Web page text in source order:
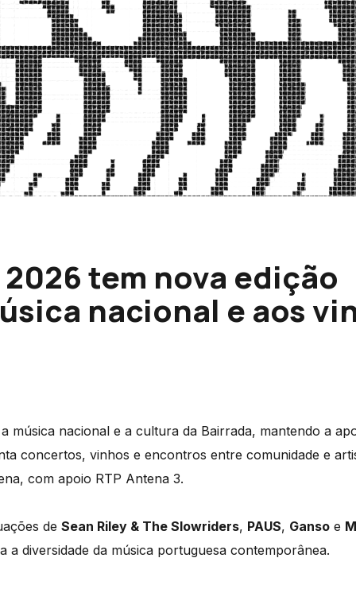
2026 tem nova edição
nacional e aos
música nacional e a cultura da Bairrada, mantendo a
concertos, vinhos e encontros entre comunidade e
com apoio RTP Antena 3.
de Sean Riley & The Slowriders, PAUS, Ganso e
a diversidade da música portuguesa contemporânea.